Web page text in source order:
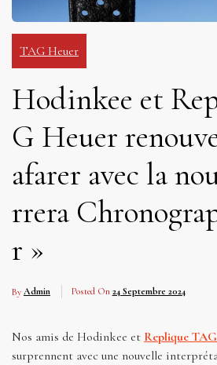
TAG Heuer
Hodinkee et
G Heuer
afarer avec la
rrera
r »
By Admin Posted On 24 Septembre 2024
Nos amis de Hodinkee et Replique
surprennent avec une nouvelle